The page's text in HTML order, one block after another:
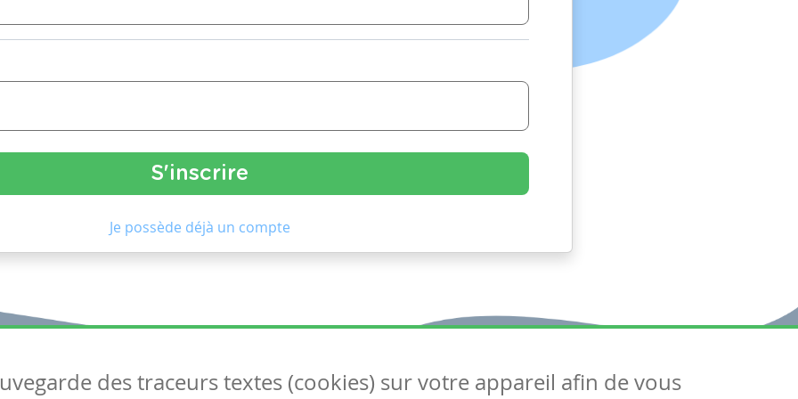
Je possède déjà un compte
Articles Suivez-nous
des traceurs textes (cookies) sur votre appareil afin de vous